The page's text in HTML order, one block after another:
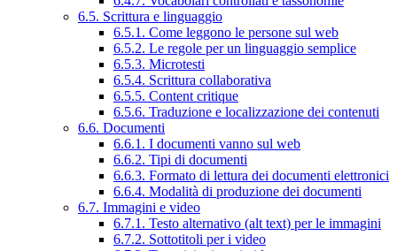
6.5. Scrittura e linguaggio
6.5.1. Come leggono le persone sul web
6.5.2. Le regole per un linguaggio semplice
6.5.3. Microtesti
6.5.4. Scrittura collaborativa
6.5.5. Content critique
6.5.6. Traduzione e localizzazione dei contenuti
6.6. Documenti
6.6.1. I documenti vanno sul web
6.6.2. Tipi di documenti
6.6.3. Formato di lettura dei documenti elettronici
6.6.4. Modalità di produzione dei documenti
6.7. Immagini e video
6.7.1. Testo alternativo (alt text) per le immagini
6.7.2. Sottotitoli per i video